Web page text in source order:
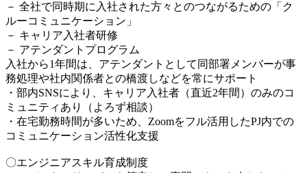
－ 全社で同時期に入社された方々とのつながるための「ク
ルーコミュニケーション」
－ キャリア入社者研修
－ アテンダントプログラム
入社から1年間は、アテンダントとして同部署メンバーが事
務処理や社内関係者との橋渡しなどを常にサポート
・部内SNSにより、キャリア入社者（直近2年間）のみのコ
ミュニティあり（よろず相談）
・在宅勤務時間が多いため、Zoomをフル活用したPJ内での
コミュニケーション活性化支援
〇エンジニアスキル育成制度